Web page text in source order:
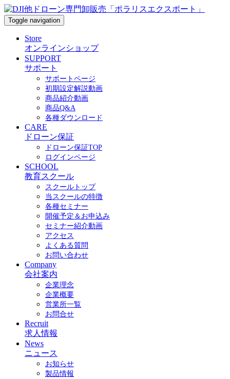
Toggle navigation
Store
オンラインショップ
SUPPORT
サポート
サポートページ
初期設定解説動画
商品紹介動画
商品Q&A
各種ダウンロード
CARE
ドローン保証
ドローン保証TOP
ログインページ
SCHOOL
教育スクール
スクールトップ
当スクールの特徴
各種セミナー
開催予定＆お申込み
セミナー紹介動画
アクセス
よくある質問
お問い合わせ
Company
会社案内
企業理念
企業概要
営業所一覧
お問合せ
Recruit
求人情報
News
ニュース
お知らせ
製品情報